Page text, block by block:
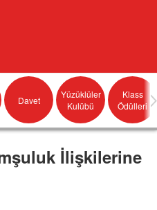
Davet
Yüzüklüler
Kulübü
Klass
Ödülleri
İlişkilerine